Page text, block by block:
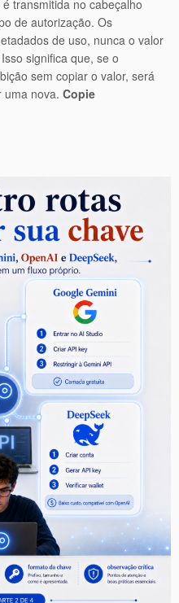
transmitida no cabeçalho
de autorização. Os
de uso, nunca o valor
significa que, se o
sem copiar o valor, será
uma nova. Copie